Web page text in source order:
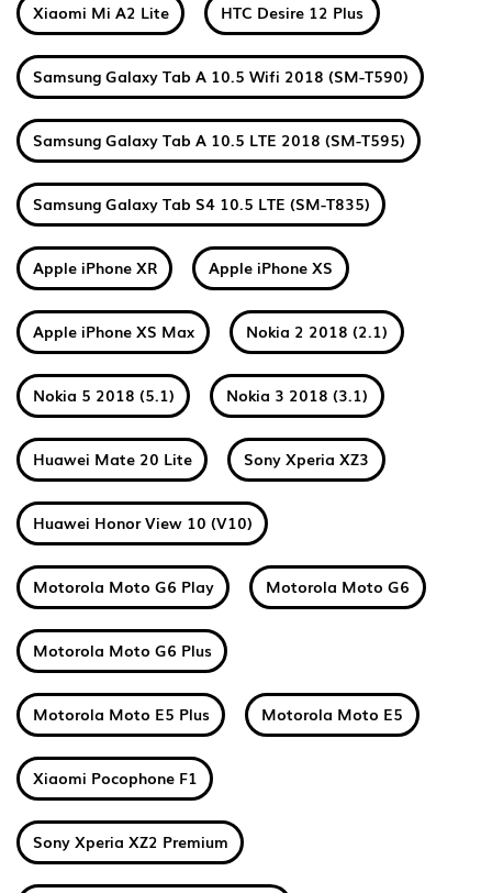
Xiaomi Mi A2 Lite HTC Desire 12 Plus
Samsung Galaxy Tab A 10.5 Wifi 2018 (SM-T590)
Samsung Galaxy Tab A 10.5 LTE 2018 (SM-T595)
Samsung Galaxy Tab S4 10.5 LTE (SM-T835)
Apple iPhone XR Apple iPhone XS
Apple iPhone XS Max Nokia 2 2018 (2.1)
Nokia 5 2018 (5.1) Nokia 3 2018 (3.1)
Huawei Mate 20 Lite Sony Xperia XZ3
Huawei Honor View 10 (V10)
Motorola Moto G6 Play Motorola Moto G6
Motorola Moto G6 Plus
Motorola Moto E5 Plus Motorola Moto E5
Xiaomi Pocophone F1
Sony Xperia XZ2 Premium